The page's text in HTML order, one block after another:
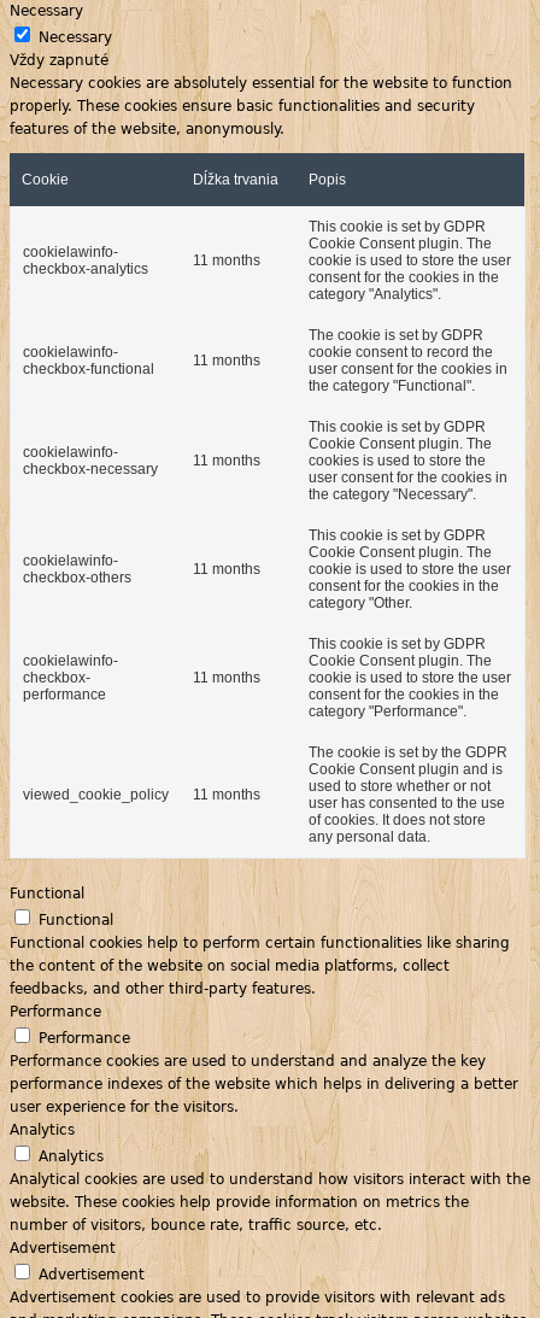
Necessary
Necessary
Vždy zapnuté
Necessary cookies are absolutely essential for the website to function
properly. These cookies ensure basic functionalities and security
features of the website, anonymously.
Cookie Dĺžka trvania Popis
cookielawinfo-
checkbox-analytics
11 months
This cookie is set by GDPR
Cookie Consent plugin. The
cookie is used to store the user
consent for the cookies in the
category "Analytics".
cookielawinfo-
checkbox-functional
11 months
The cookie is set by GDPR
cookie consent to record the
user consent for the cookies in
the category "Functional".
cookielawinfo-
checkbox-necessary
11 months
This cookie is set by GDPR
Cookie Consent plugin. The
cookies is used to store the
user consent for the cookies in
the category "Necessary".
cookielawinfo-
checkbox-others
11 months
This cookie is set by GDPR
Cookie Consent plugin. The
cookie is used to store the user
consent for the cookies in the
category "Other.
cookielawinfo-
checkbox-
performance
11 months
This cookie is set by GDPR
Cookie Consent plugin. The
cookie is used to store the user
consent for the cookies in the
category "Performance".
viewed_cookie_policy 11 months
The cookie is set by the GDPR
Cookie Consent plugin and is
used to store whether or not
user has consented to the use
of cookies. It does not store
any personal data.
Functional
Functional
Functional cookies help to perform certain functionalities like sharing
the content of the website on social media platforms, collect
feedbacks, and other third-party features.
Performance
Performance
Performance cookies are used to understand and analyze the key
performance indexes of the website which helps in delivering a better
user experience for the visitors.
Analytics
Analytics
Analytical cookies are used to understand how visitors interact with the
website. These cookies help provide information on metrics the
number of visitors, bounce rate, traffic source, etc.
Advertisement
Advertisement
Advertisement cookies are used to provide visitors with relevant ads